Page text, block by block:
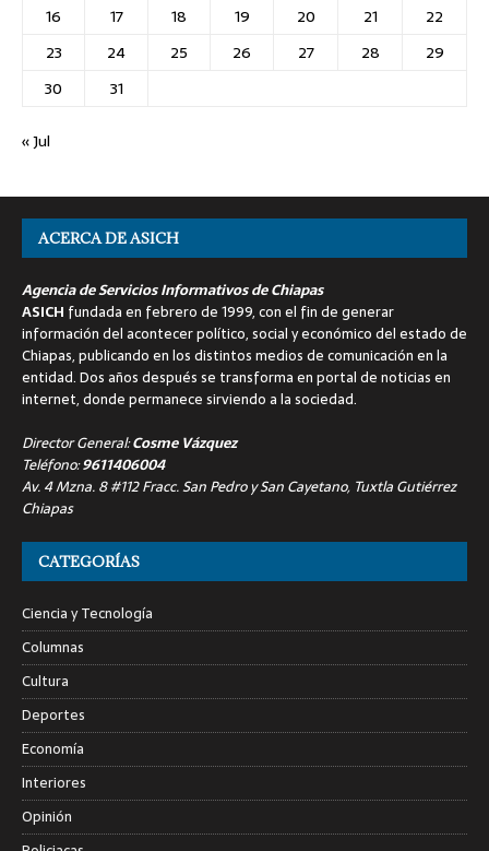
16
17 18 19 20 21
22
23
24 25 26 27 28
29
30
31
« Jul
ACERCA DE ASICH
Agencia de Servicios Informativos de Chiapas
ASICH fundada en febrero de 1999, con el fin de generar
información del acontecer político, social y económico del estado de
Chiapas, publicando en los distintos medios de comunicación en la
entidad. Dos años después se transforma en portal de noticias en
internet, donde permanece sirviendo a la sociedad.
Director General:Cosme Vázquez
Teléfono:9611406004
Av. 4 Mzna. 8 #112 Fracc. San Pedro y San Cayetano, Tuxtla Gutiérrez
Chiapas
CATEGORÍAS
Ciencia y Tecnología
Columnas
Cultura
Deportes
Economía
Interiores
Opinión